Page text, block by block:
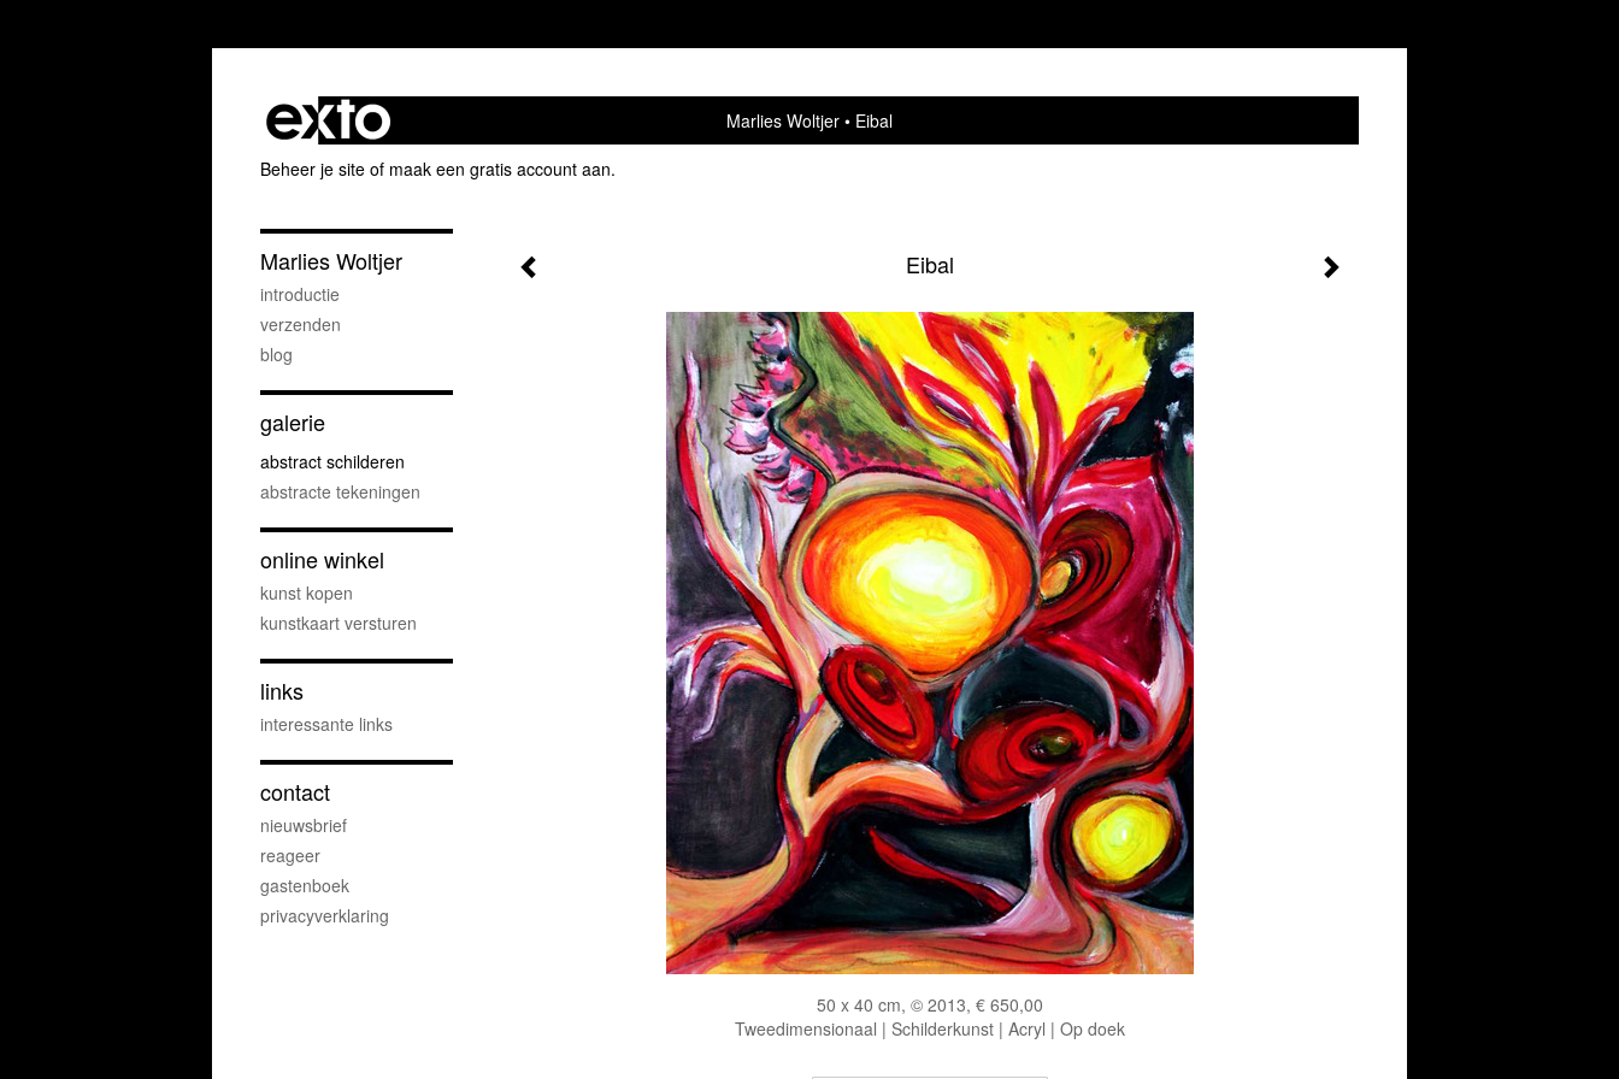
Marlies Woltjer
Eibal
Beheer je site of maak een gratis account aan.
Eibal
50 x 40 cm, © 2013, € 650,00
Tweedimensionaal | Schilderkunst | Acryl | Op doek
Marlies Woltjer
introductie
verzenden
blog
galerie
abstract schilderen
abstracte tekeningen
online winkel
kunst kopen
kunstkaart versturen
links
interessante links
contact
nieuwsbrief
reageer
gastenboek
privacyverklaring